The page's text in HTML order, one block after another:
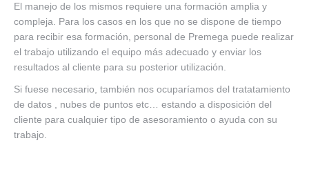
El manejo de los mismos requiere una formación amplia y
compleja. Para los casos en los que no se dispone de tiempo
para recibir esa formación, personal de Premega puede realizar
el trabajo utilizando el equipo más adecuado y enviar los
resultados al cliente para su posterior utilización.
Si fuese necesario, también nos ocuparíamos del tratatamiento
de datos , nubes de puntos etc… estando a disposición del
cliente para cualquier tipo de asesoramiento o ayuda con su
trabajo.